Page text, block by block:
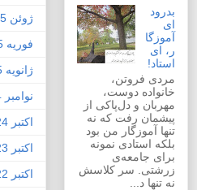
بدرود
ای
آموزگا
ر، ای
استاد!
مردی فروتن،
خانواده دوست،
مهربان و دل‌پاکی از
پیشمان رفت که نه
تنها آموزگار من بود
بلکه استادی نمونه
برای جامعه‌ی
زرشتی. سر کلاسش
نه تنها د...
ژوئن 2025
فوریه 2025
ژانویه 2025
نوامبر 2024
اکتبر 2024
اکتبر 2023
اکتبر 2022